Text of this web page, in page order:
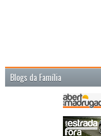
Blogs da Família